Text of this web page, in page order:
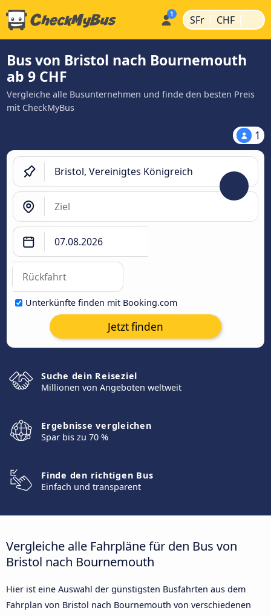
SFr | CHF |
Bus von Bristol nach Bournemouth
ab 9 CHF
Vergleiche alle Busunternehmen und finde den besten Preis
mit CheckMyBus
1
Unterkünfte finden mit Booking.com
Jetzt finden
Suche dein Reiseziel
Millionen von Angeboten weltweit
Ergebnisse vergleichen
Spar bis zu 70 %
Finde den richtigen Bus
Einfach und transparent
Vergleiche alle Fahrpläne für den Bus von
Bristol nach Bournemouth
Hier ist eine Auswahl der günstigsten Busfahrten aus dem
Fahrplan von Bristol nach Bournemouth von verschiedenen